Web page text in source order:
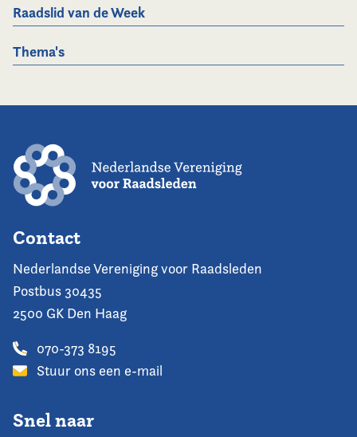
Raadslid van de Week
Thema's
Contact
Nederlandse Vereniging voor Raadsleden
Postbus 30435
2500 GK Den Haag
070-373 8195
Stuur ons een e-mail
Snel naar